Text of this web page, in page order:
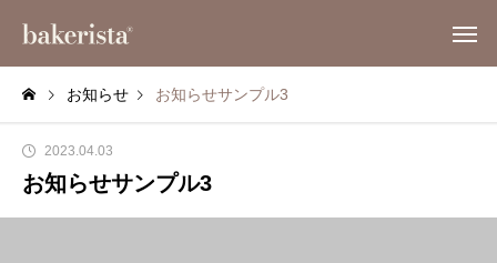
お知らせ お知らせサンプル3
2023.04.03
お知らせサンプル3